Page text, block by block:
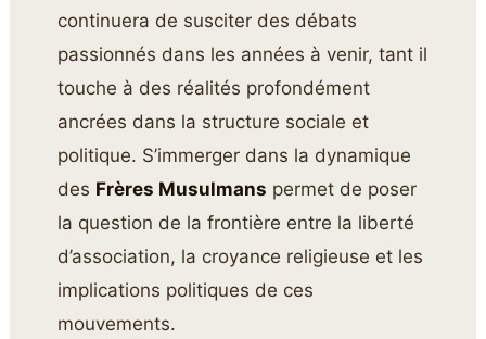
continuera de susciter des débats
passionnés dans les années à venir, tant il
touche à des réalités profondément
ancrées dans la structure sociale et
politique. S’immerger dans la dynamique
des Frères Musulmans permet de poser
la question de la frontière entre la liberté
d’association, la croyance religieuse et les
implications politiques de ces
mouvements.